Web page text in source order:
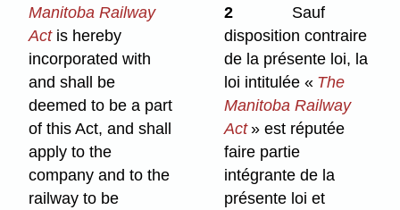
Manitoba Railway
Actis hereby
incorporated with
and shall be
deemed to be a part
of this Act, and shall
apply to the
company and to the
railway to be
2
Sauf
disposition contraire
de la présente loi, la
loi intitulée « The
Manitoba Railway
Act» est réputée
faire partie
intégrante de la
présente loi et